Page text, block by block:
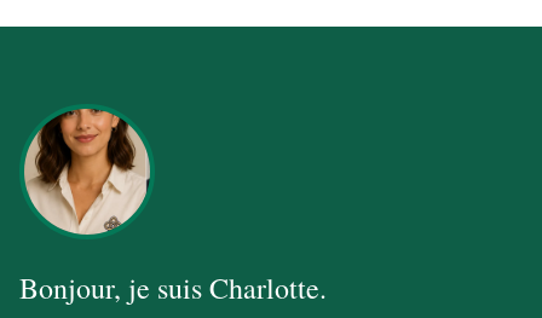
Bonjour, je suisCharlotte.